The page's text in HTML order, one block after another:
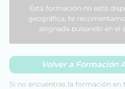
Esta formación no está
geográfica, te
asignada pulsando en el
Volver a Formación
Si no encuentras la formación en